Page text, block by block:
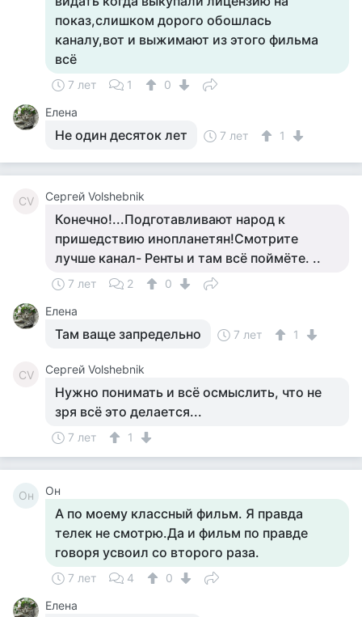
показ,слишком дорого обошлась
каналу,вот и выжимают из этого фильма
всё
7 лет 1
0
Елена
Не один десяток лет 7 лет 1
СV Сергей Volshebnik
Конечно!...Подготавливают народ к
пришедствию инопланетян!Смотрите
лучше канал- Ренты и там всё поймёте. ..
7 лет 2
0
Елена
Там ваще запредельно 7 лет 1
СV Сергей Volshebnik
Нужно понимать и всё осмыслить, что не
зря всё это делается...
7 лет 1
Он Он
А по моему классный фильм. Я правда
телек не смотрю.Да и фильм по правде
говоря усвоил со второго раза.
7 лет 4
0
Елена